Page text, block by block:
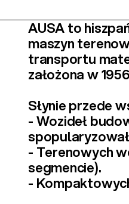
AUSA to
maszyn
transportu
założona w
Słynie przede
- Wozideł
- Terenowych
segmencie).
-